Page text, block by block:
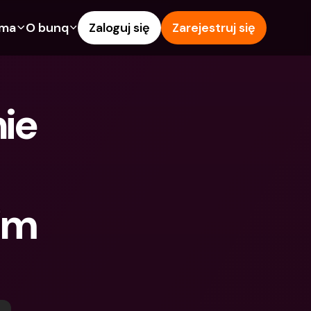
Karty kredytowe
Waluty obce i zagraniczne
O bunq Zaloguj się Zarejestruj się